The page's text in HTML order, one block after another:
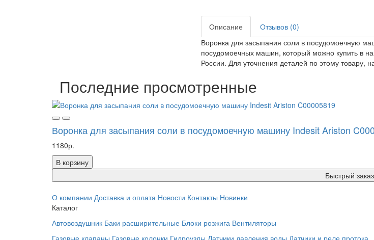
Описание
Отзывов (0)
Воронка для засыпания соли в посудомоечную
посудомоечных машин, который можно купить в
России. Для уточнения деталей по этому товару,
Последние просмотренные
Воронка для засыпания соли в посудомоечную машину Indesit Ariston
1180р.
В корзину
Быстрый заказ
О компании Доставка и оплата Новости Контакты Новинки
Каталог
Автовоздушник Баки расширительные Блоки розжига Вентиляторы
Газовые клапаны Газовые колонки Гидроузлы Датчики давления воды Датчики и реле протока